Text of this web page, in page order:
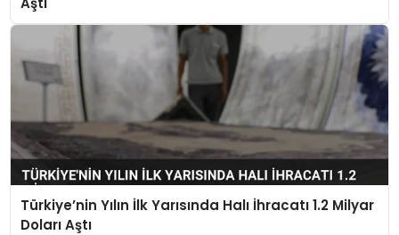
Türkiye’nin Yılın İlk Yarısında Halı İhracatı 1.2 Milyar
Doları Aştı